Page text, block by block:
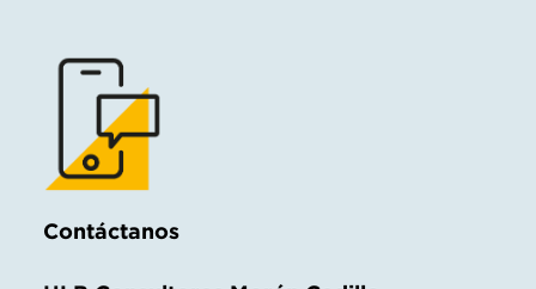
Contáctanos